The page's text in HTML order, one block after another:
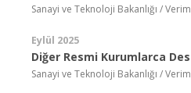
Sanayi ve Teknoloji Bakanlığı /
Eylül 2025
Diğer Resmi Kurumlarca
Sanayi ve Teknoloji Bakanlığı /